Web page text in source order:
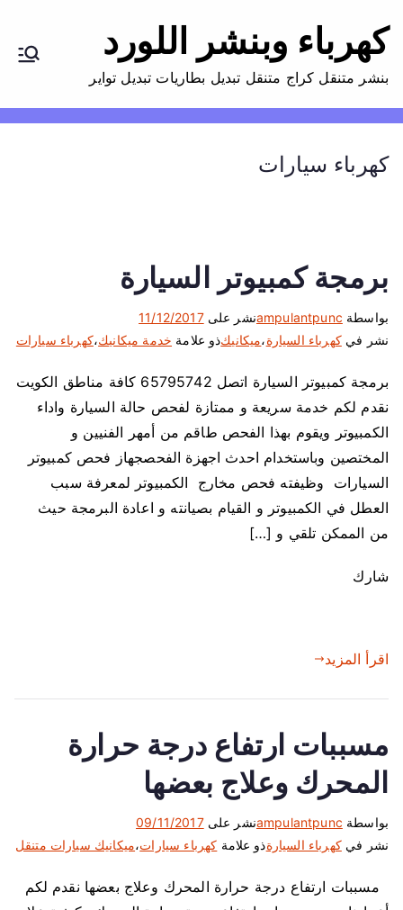
إ
كهرباء وبنشر اللورد
بنشر متنقل كراج متنقل تبديل بطاريات تبديل تواير
كهرباء سيارات
برمجة كمبيوتر السيارة
بواسطة ampulantpuncنشر على11/12/2017
نشر فيكهرباء السيارة،ميكانيكذو علامة خدمة ميكانيك،كهرباء سيارات
برمجة كمبيوتر السيارة اتصل 65795742 كافة مناطق الكويت
نقدم لكم خدمة سريعة و ممتازة لفحص حالة السيارة واداء
الكمبيوتر ويقوم بهذا الفحص طاقم من أمهر الفنيين و
المختصين وباستخدام احدث اجهزة الفحصجهاز فحص كمبيوتر
السيارات وظيفته فحص مخارج الكمبيوتر لمعرفة سبب
العطل في الكمبيوتر و القيام بصيانته و اعادة البرمجة حيث
من الممكن تلقي و […]
شارك
اقرأ المزيد
مسببات ارتفاع درجة حرارة
المحرك وعلاج بعضها
بواسطة ampulantpuncنشر على09/11/2017
نشر فيكهرباء السيارةذو علامة كهرباء سيارات،ميكانيك سيارات متنقل
مسببات ارتفاع درجة حرارة المحرك وعلاج بعضها نقدم لكم